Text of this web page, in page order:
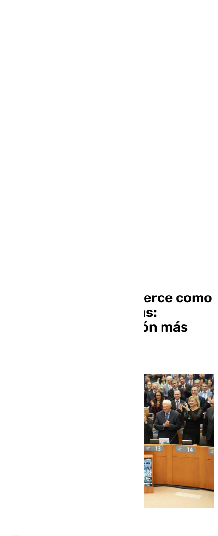
Juanma Moreno ya ejerce como
destacado de Bruselas:
«Andalucía es la región más